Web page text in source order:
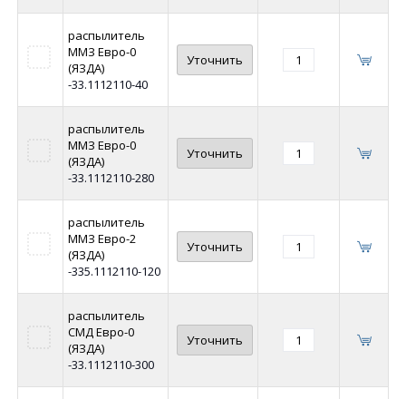
распылитель
ММЗ Евро-0
(ЯЗДА)
-33.1112110-40
Уточнить
распылитель
ММЗ Евро-0
(ЯЗДА)
-33.1112110-280
Уточнить
распылитель
ММЗ Евро-2
(ЯЗДА)
-335.1112110-120
Уточнить
распылитель
СМД Евро-0
(ЯЗДА)
-33.1112110-300
Уточнить